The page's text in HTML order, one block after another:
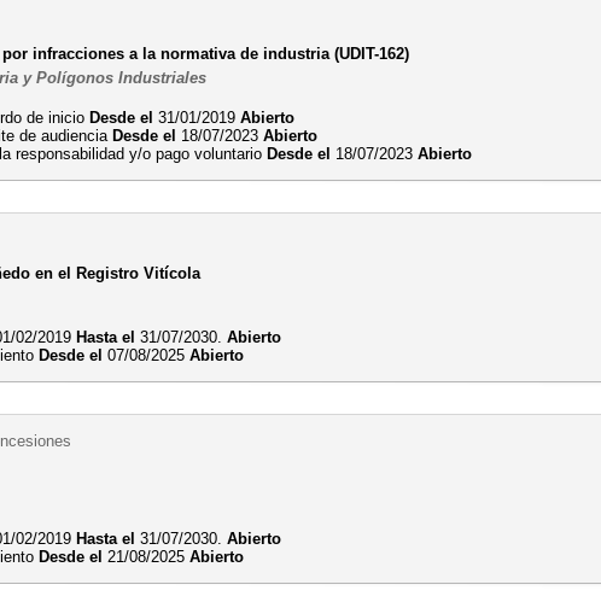
infracciones a la normativa de industria (UDIT-162)
y Polígonos Industriales
de inicio Desde el 31/01/2019Abierto
de audiencia Desde el 18/07/2023Abierto
responsabilidad y/o pago voluntario Desde el 18/07/2023Abierto
en el Registro Vitícola
02/2019 Hasta el 31/07/2030.Abierto
Desde el 07/08/2025Abierto
02/2019 Hasta el 31/07/2030.Abierto
Desde el 21/08/2025Abierto